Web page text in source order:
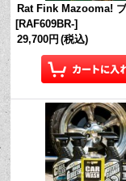
[RAF609BR-]
29,700円 (税込)